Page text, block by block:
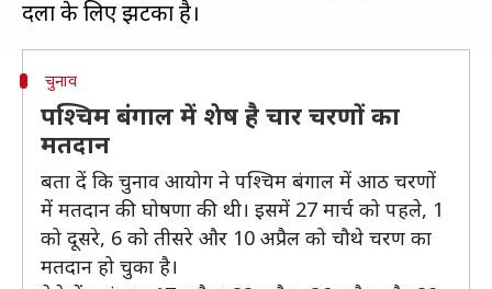
चुनाव
पश्चिम बंगाल में शेष है चार चरणों का
मतदान
बता दें कि चुनाव आयोग ने पश्चिम बंगाल में आठ चरणों
में मतदान की घोषणा की थी। इसमें 27 मार्च को पहले, 1
को दूसरे, 6 को तीसरे और 10 अप्रैल को चौथे चरण का
मतदान हो चुका है।